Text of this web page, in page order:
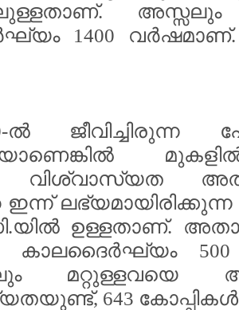
അസ്സലും
1400
ല്‍
ഉള്ളതാണ്.
കാലദൈര്‍ഘ്യം
മറ്റുള്ളവയെ
643